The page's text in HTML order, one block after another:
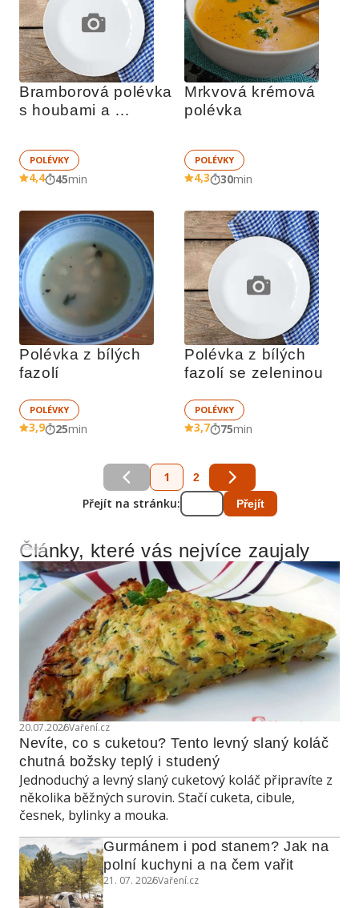
Bramborová polévka
s houbami a
POLÉVKY
4,4 45min
Mrkvová krémová
polévka
POLÉVKY
4,3 30min
Polévka z bílých
fazolí
POLÉVKY
3,9 25min
Polévka z bílých
fazolí se zeleninou
POLÉVKY
3,7 75min
1 2
Přejít na stránku: Přejít
Reklama
Články, které vás nejvíce zaujaly
20.07.2026Vaření.cz
Nevíte, co s cuketou? Tento levný slaný koláč
chutná božsky teplý i studený
Jednoduchý a levný slaný cuketový koláč připravíte z
několika běžných surovin. Stačí cuketa, cibule,
česnek, bylinky a mouka.
Gurmánem i pod stanem? Jak na
polní kuchyni a na čem vařit
21. 07. 2026Vaření.cz